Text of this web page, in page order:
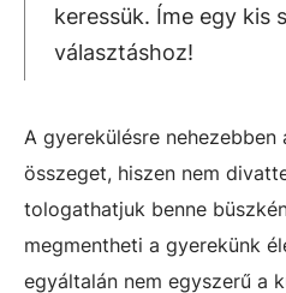
keressük. Íme egy kis
választáshoz!
A gyerekülésre
összeget, hiszen nem
tologathatjuk benne
megmentheti a gyerekünk
egyáltalán nem egyszerű a